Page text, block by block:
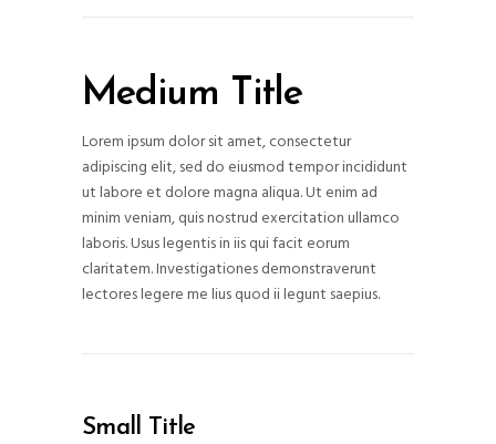
Medium Title
Lorem ipsum dolor sit amet, consectetur
adipiscing elit, sed do eiusmod tempor incididunt
ut labore et dolore magna aliqua. Ut enim ad
minim veniam, quis nostrud exercitation ullamco
laboris. Usus legentis in iis qui facit eorum
claritatem. Investigationes demonstraverunt
lectores legere me lius quod ii legunt saepius.
Small Title